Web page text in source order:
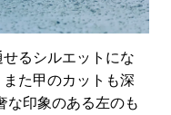
るシルエットにな
た甲のカットも深
な印象のある左のも